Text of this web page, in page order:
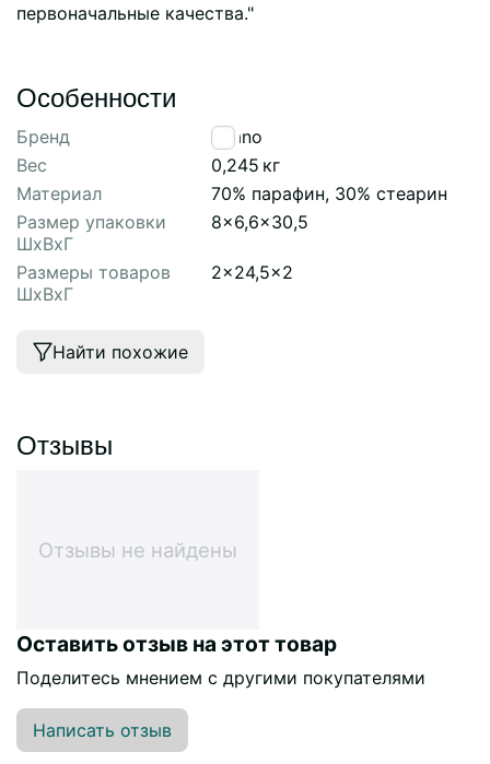
первоначальные качества."
Особенности
Бренд
Tkano
Вес
0,245 кг
Материал
70% парафин, 30% стеарин
Размер упаковки
ШхВхГ
8x6,6x30,5
Размеры товаров
ШхВхГ
2x24,5x2
Найти похожие
Отзывы
Отзывы не найдены
Оставить отзыв на этот товар
Поделитесь мнением с другими покупателями
Написать отзыв